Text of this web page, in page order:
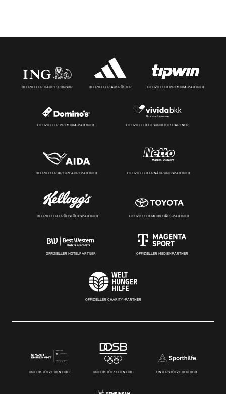
OFFIZIELLER HAUPTSPONSOR OFFIZIELLER AUSRÜSTER OFFIZIELLER PREMIUM-PARTNER
OFFIZIELLER PREMIUM-PARTNER OFFIZIELLER GESUNDHEITSPARTNER
OFFIZIELLER KREUZFAHRTPARTNER OFFIZIELLER ERNÄHRUNGSPARTNER
OFFIZIELLER FRÜHSTÜCKSPARTNER OFFIZIELLER MOBILITÄTS-PARTNER
OFFIZIELLER HOTELPARTNER OFFIZIELLER MEDIENPARTNER
OFFIZIELLER CHARITY-PARTNER
UNTERSTÜTZT DEN DBB UNTERSTÜTZT DEN DBB UNTERSTÜTZT DEN DBB